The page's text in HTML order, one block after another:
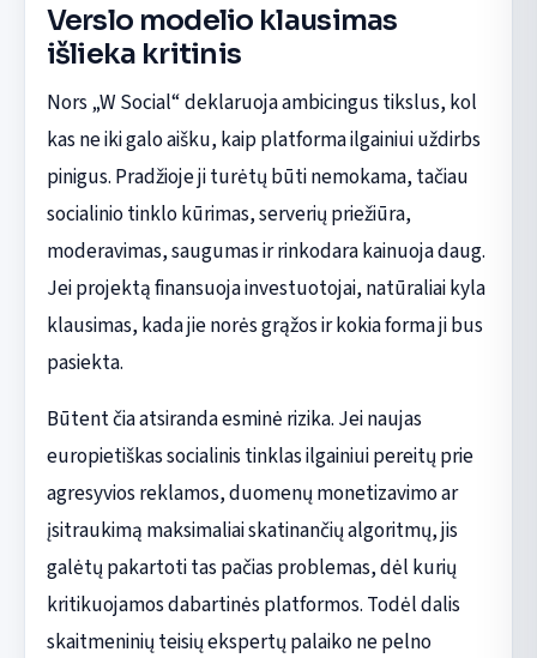
Verslo modelio klausimas
išlieka kritinis
Nors „W Social“ deklaruoja ambicingus tikslus, kol
kas ne iki galo aišku, kaip platforma ilgainiui uždirbs
pinigus. Pradžioje ji turėtų būti nemokama, tačiau
socialinio tinklo kūrimas, serverių priežiūra,
moderavimas, saugumas ir rinkodara kainuoja daug.
Jei projektą finansuoja investuotojai, natūraliai kyla
klausimas, kada jie norės grąžos ir kokia forma ji bus
pasiekta.
Būtent čia atsiranda esminė rizika. Jei naujas
europietiškas socialinis tinklas ilgainiui pereitų prie
agresyvios reklamos, duomenų monetizavimo ar
įsitraukimą maksimaliai skatinančių algoritmų, jis
galėtų pakartoti tas pačias problemas, dėl kurių
kritikuojamos dabartinės platformos. Todėl dalis
skaitmeninių teisių ekspertų palaiko ne pelno